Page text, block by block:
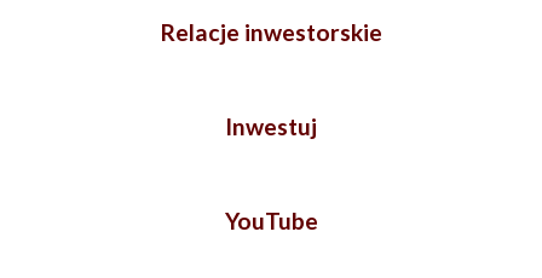
Relacje inwestorskie
Inwestuj
YouTube